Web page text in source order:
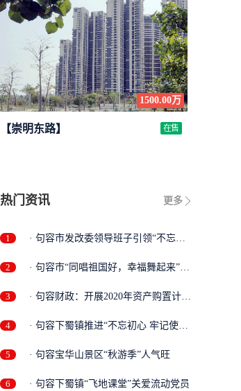
1500.00万
【崇明东路】 在售
更多
热门资讯
1
· 句容市发改委领导班子引领“不忘初
2
· 句容市“同唱祖国好，幸福舞起来”
3
· 句容财政：开展2020年资产购置计划
4
· 句容下蜀镇推进“不忘初心 牢记使
5
· 句容宝华山景区“秋游季”人气旺
6 · 句容下蜀镇“飞地课堂”关爱流动党员